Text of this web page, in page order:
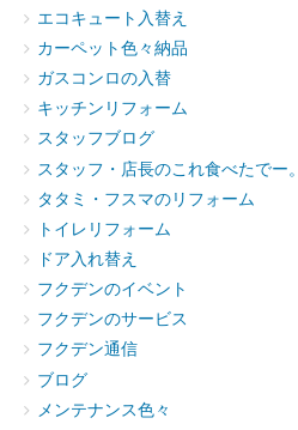
エコキュート入替え
カーペット色々納品
ガスコンロの入替
キッチンリフォーム
スタッフブログ
スタッフ・店長のこれ食べたでー。
タタミ・フスマのリフォーム
トイレリフォーム
ドア入れ替え
フクデンのイベント
フクデンのサービス
フクデン通信
ブログ
メンテナンス色々